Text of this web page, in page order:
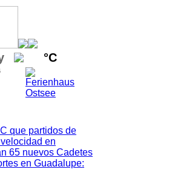
°C
que partidos de
en
65 nuevos Cadetes
en Guadalupe: